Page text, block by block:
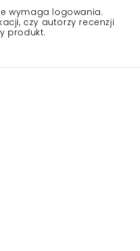
wymaga logowania.
czy autorzy recenzji
produkt.